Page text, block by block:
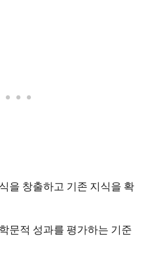
을 창출하고 기존 지식을 확
문적 성과를 평가하는 기준